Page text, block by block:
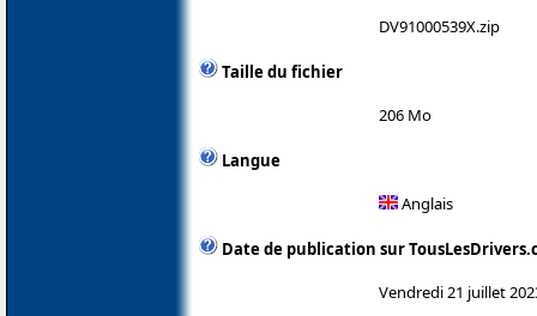
DV91000539X.zip
Taille du fichier
206 Mo
Langue
Anglais
Date de publication sur
Vendredi 21 juillet